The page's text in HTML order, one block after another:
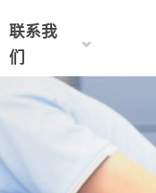
联系我
们